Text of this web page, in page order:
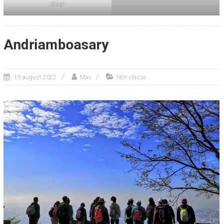
Sisal
Andriamboasary
19 august 2022 Max Non classé